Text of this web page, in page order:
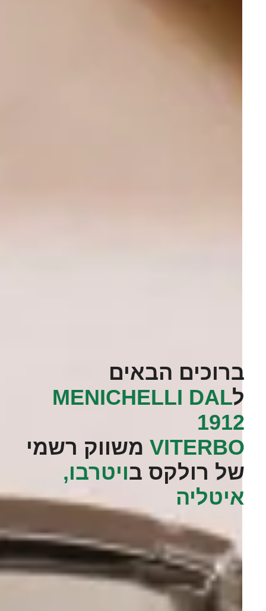
ברוכים הבאים
ל‭MENICHELLI DAL
1912
VITERBO‬ משווק רשמי
של רולקס בויטרבו,
איטליה